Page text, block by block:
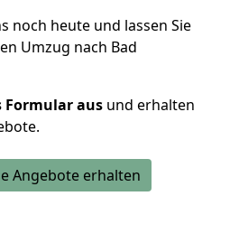
noch heute und lassen Sie
Umzug nach Bad
Formular aus und erhalten
Angebote erhalten